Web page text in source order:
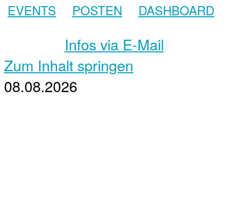
EVENTS
POSTEN DASHBOARD
Infos via E-Mail
Zum Inhalt springen
08.08.2026